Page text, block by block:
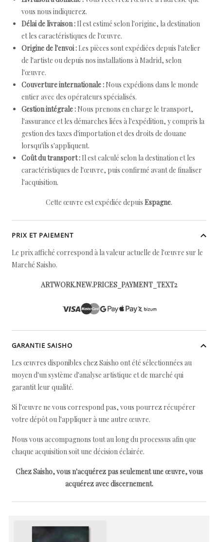
vous nous indiquerez.
Délai de livraison : Il est estimé selon l'origine, la destination
et les caractéristiques de l'œuvre.
Origine de l'envoi : Les pièces sont expédiées depuis l'atelier
de l'artiste ou depuis nos installations à Madrid, selon
l'œuvre.
Couverture internationale : Nous expédions dans le monde
entier avec des opérateurs spécialisés.
Gestion intégrale : Nous prenons en charge le transport,
l'assurance et les démarches liées à l'expédition, y compris la
gestion des taxes d'importation et des droits de douane
lorsqu'ils s'appliquent.
Coût du transport : Il est calculé selon la destination et les
caractéristiques de l'œuvre, puis confirmé avant de finaliser
l'acquisition.
Cette œuvre est expédiée depuis Espagne.
PRIX ET PAIEMENT
Le prix affiché correspond à la valeur actuelle de l'œuvre sur le
Marché Saisho.
ARTWORK.NEW.PRICES_PAYMENT_TEXT2
GARANTIE SAISHO
Les œuvres disponibles chez Saisho ont été sélectionnées au
moyen d'un système d'analyse artistique et de marché qui
garantit leur qualité.
Si l'œuvre ne vous correspond pas, vous pourrez récupérer
votre dépôt ou l'appliquer à une autre œuvre.
Nous vous accompagnons tout au long du processus afin que
chaque acquisition soit une décision éclairée.
Chez Saisho, vous n'acquérez pas seulement une œuvre, vous
acquérez avec discernement.